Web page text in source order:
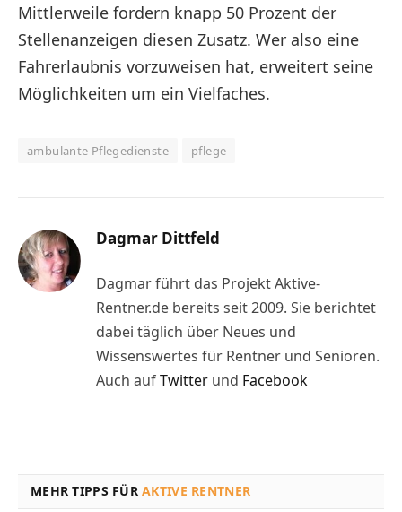
Mittlerweile fordern knapp 50 Prozent der
Stellenanzeigen diesen Zusatz. Wer also eine
Fahrerlaubnis vorzuweisen hat, erweitert seine
Möglichkeiten um ein Vielfaches.
ambulante Pflegedienste pflege
Dagmar Dittfeld
Dagmar führt das Projekt Aktive-
Rentner.de bereits seit 2009. Sie berichtet
dabei täglich über Neues und
Wissenswertes für Rentner und Senioren.
Auch aufTwitter und Facebook
MEHR TIPPS FÜRAKTIVE RENTNER